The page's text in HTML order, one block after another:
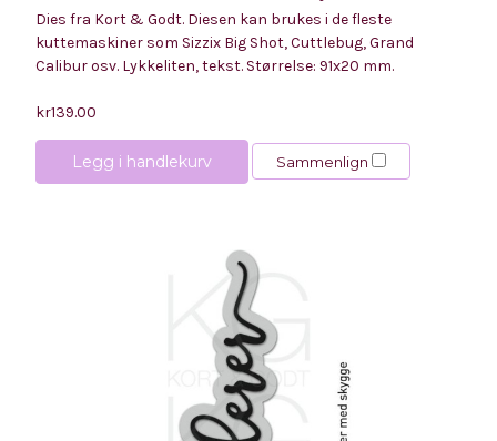
Dies fra Kort & Godt. Diesen kan brukes i de fleste
kuttemaskiner som Sizzix Big Shot, Cuttlebug, Grand
Calibur osv. Lykkeliten, tekst. Størrelse: 91x20 mm.
kr139.00
Legg i handlekurv Sammenlign